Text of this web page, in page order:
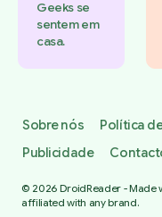
Geeks se
sentem em
casa.
Sobre nós Política
Publicidade
© 2026 DroidReader - Made
affiliated with any brand.